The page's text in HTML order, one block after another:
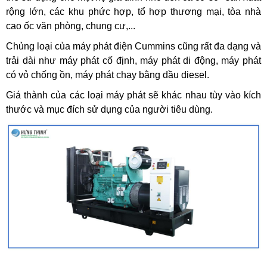
rộng lớn, các khu phức hợp, tổ hợp thương mại, tòa nhà
cao ốc văn phòng, chung cư,...
Chủng loại của máy phát điện Cummins cũng rất đa dạng và
trải dài như máy phát cố định, máy phát di động, máy phát
có vỏ chống ồn, máy phát chạy bằng dầu diesel.
Giá thành của các loại máy phát sẽ khác nhau tùy vào kích
thước và mục đích sử dụng của người tiêu dùng.